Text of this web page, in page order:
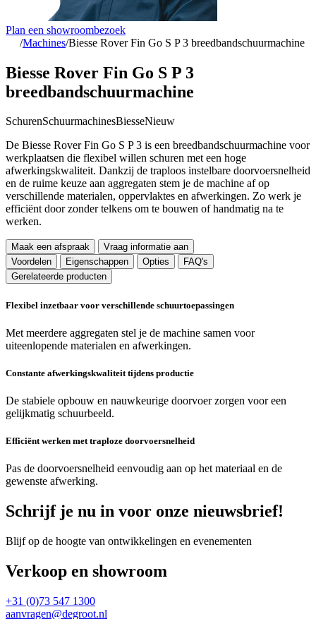
Plan een showroombezoek
/Machines/Biesse Rover Fin Go S P 3 breedbandschuurmachine
Biesse Rover Fin Go S P 3
breedbandschuurmachine
SchurenSchuurmachinesBiesseNieuw
De Biesse Rover Fin Go S P 3 is een breedbandschuurmachine voor
werkplaatsen die flexibel willen schuren met een hoge
afwerkingskwaliteit. Dankzij de traploos instelbare doorvoersnelheid
en de ruime keuze aan aggregaten stem je de machine af op
verschillende materialen, oppervlaktes en afwerkingen. Zo werk je
efficiënt door zonder telkens om te bouwen of handmatig na te
werken.
Maak een afspraak
Vraag informatie aan
Voordelen
Eigenschappen Opties
FAQ's
Gerelateerde producten
Flexibel inzetbaar voor verschillende schuurtoepassingen
Met meerdere aggregaten stel je de machine samen voor
uiteenlopende materialen en afwerkingen.
Constante afwerkingskwaliteit tijdens productie
De stabiele opbouw en nauwkeurige doorvoer zorgen voor een
gelijkmatig schuurbeeld.
Efficiënt werken met traploze doorvoersnelheid
Pas de doorvoersnelheid eenvoudig aan op het materiaal en de
gewenste afwerking.
Schrijf je nu in voor onze nieuwsbrief!
Blijf op de hoogte van ontwikkelingen en evenementen
Verkoop en showroom
+31 (0)73 547 1300
aanvragen@degroot.nl